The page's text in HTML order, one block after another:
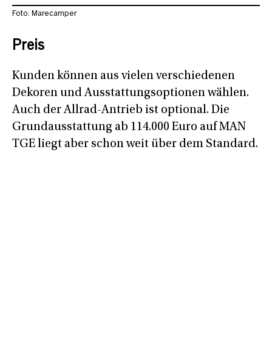
Foto: Marecamper
Preis
Kunden können aus vielen verschiedenen
Dekoren und Ausstattungsoptionen wählen.
Auch der Allrad-Antrieb ist optional. Die
Grundausstattung ab 114.000 Euro auf MAN
TGE liegt aber schon weit über dem Standard.